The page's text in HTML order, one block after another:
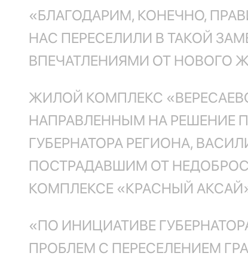
«БЛАГОДАРИМ, КОНЕЧНО,
НАС ПЕРЕСЕЛИЛИ В ТАКОЙ
ВПЕЧАТЛЕНИЯМИ ОТ НОВОГО
ЖИЛОЙ КОМПЛЕКС
НАПРАВЛЕННЫМ НА РЕШЕНИЕ
ГУБЕРНАТОРА РЕГИОНА,
ПОСТРАДАВШИМ ОТ
КОМПЛЕКСЕ «КРАСНЫЙ
«ПО ИНИЦИАТИВЕ
ПРОБЛЕМ С ПЕРЕСЕЛЕНИЕМ